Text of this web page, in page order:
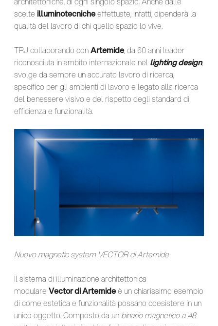
scelte illuminotecnicheeffettuate, infatti, dipenderà la
qualità del lavoro di chi quello spazio lo vive.
TRJ collaborando conArtemide, da 60 anni leader
riconosciuta in ambito internazionale nel lighting design,
svolge da sempre un accurato lavoro di ricerca,
specifico per gli ambienti di lavoro e legato alla ricerca
del benessere visivo e del rispetto degli standard di
efficienza e funzionalità.
Nuovo magnetic system VECTOR di Artemide
Il sistema di illuminazione architettonica
modulare Vector di Artemideè un chiarissimo esempio
di come estetica e funzionalità possano coesistere in un
unico oggetto. Composto da un binario magnetico a 48